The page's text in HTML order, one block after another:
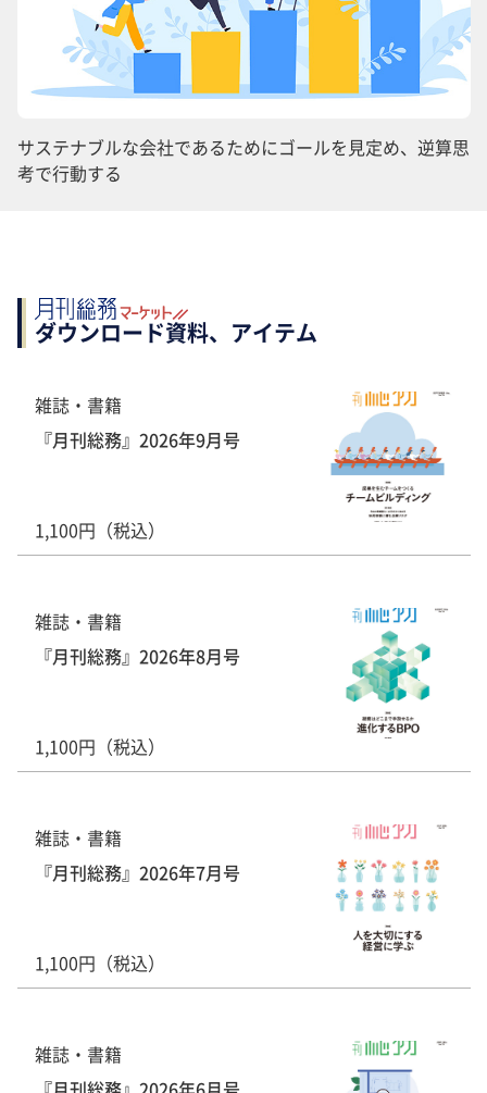
サステナブルな会社であるためにゴールを見定め、逆算思
考で行動する
ダウンロード資料、アイテム
雑誌・書籍
『月刊総務』2026年9月号
1,100円（税込）
雑誌・書籍
『月刊総務』2026年8月号
1,100円（税込）
雑誌・書籍
『月刊総務』2026年7月号
1,100円（税込）
雑誌・書籍